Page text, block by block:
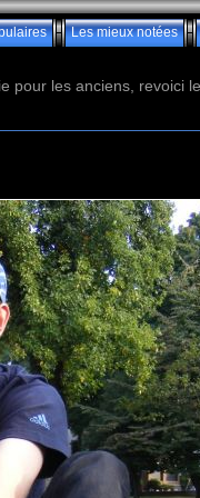
Les mieux notées
pour les anciens, revoici